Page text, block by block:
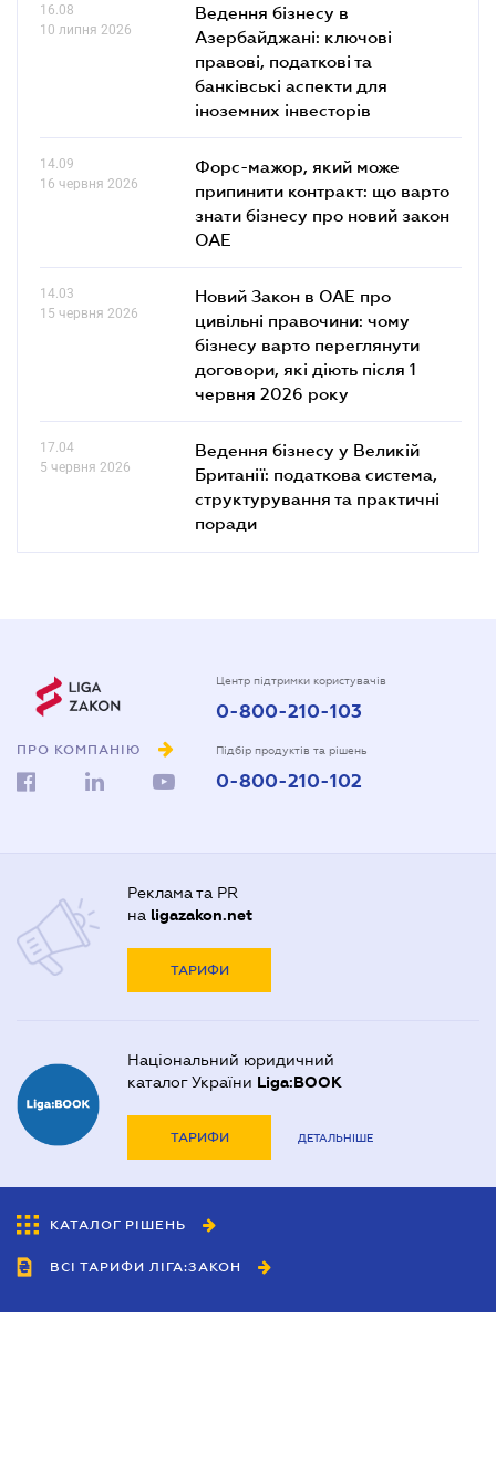
16.08
10 липня 2026
Ведення бізнесу в
Азербайджані: ключові
правові, податкові та
банківські аcпекти для
іноземних інвесторів
14.09
16 червня 2026
Форс-мажор, який може
припинити контракт: що варто
знати бізнесу про новий закон
ОАЕ
14.03
15 червня 2026
Новий Закон в ОАЕ про
цивільні правочини: чому
бізнесу варто переглянути
договори, які діють після 1
червня 2026 року
17.04
5 червня 2026
Ведення бізнесу у Великій
Британії: податкова система,
структурування та практичні
поради
ПРО КОМПАНІЮ
Центр підтримки користувачів
0-800-210-103
Підбір продуктів та рішень
0-800-210-102
Реклама та PR
на ligazakon.net
ТАРИФИ
Національний юридичний
каталог України Liga:BOOK
ТАРИФИ ДЕТАЛЬНІШЕ
КАТАЛОГ РІШЕНЬ
ВСІ ТАРИФИ ЛІГА:ЗАКОН